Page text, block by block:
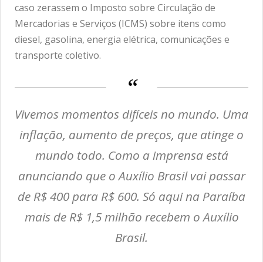
caso zerassem o Imposto sobre Circulação de
Mercadorias e Serviços (ICMS) sobre itens como
diesel, gasolina, energia elétrica, comunicações e
transporte coletivo.
Vivemos momentos difíceis no mundo. Uma
inflação, aumento de preços, que atinge o
mundo todo. Como a imprensa está
anunciando que o Auxílio Brasil vai passar
de R$ 400 para R$ 600. Só aqui na Paraíba
mais de R$ 1,5 milhão recebem o Auxílio
Brasil.